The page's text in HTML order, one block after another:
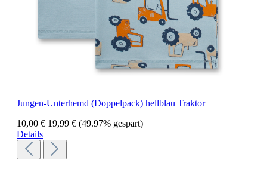
Jungen-Unterhemd (Doppelpack) hellblau Traktor
10,00 € 19,99 € (49.97% gespart)
Details